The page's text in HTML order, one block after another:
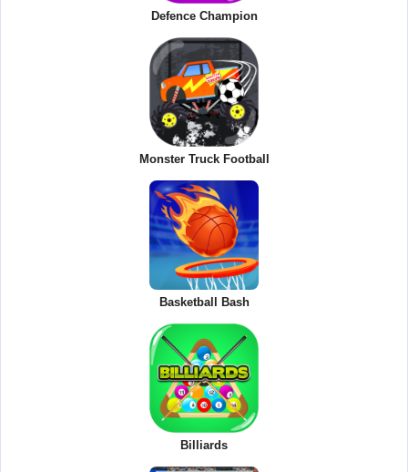
Defence Champion
Monster Truck Football
Basketball Bash
Billiards